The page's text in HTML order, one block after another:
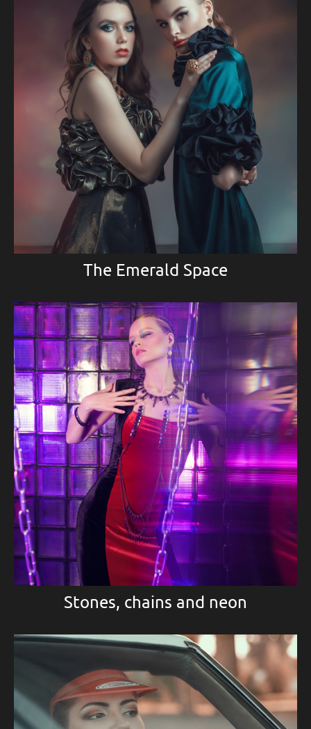
The Emerald Space
Stones, chains and neon